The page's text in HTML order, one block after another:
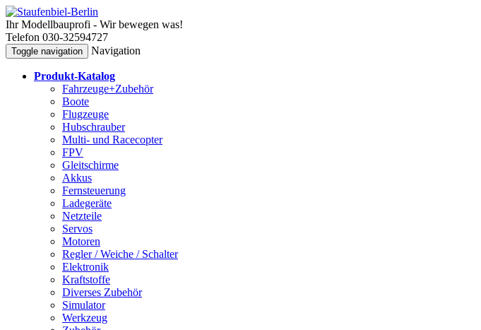
Ihr Modellbauprofi - Wir bewegen was!
Telefon 030-32594727
Toggle navigation Navigation
Produkt-Katalog
Fahrzeuge+Zubehör
Boote
Flugzeuge
Hubschrauber
Multi- und Racecopter
FPV
Gleitschirme
Akkus
Fernsteuerung
Ladegeräte
Netzteile
Servos
Motoren
Regler / Weiche / Schalter
Elektronik
Kraftstoffe
Diverses Zubehör
Simulator
Werkzeug